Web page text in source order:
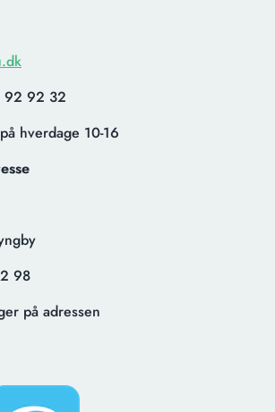
92 32
hverdage 10-16
98
på adressen